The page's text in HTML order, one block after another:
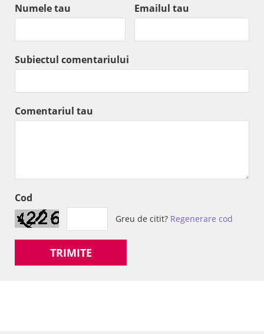
Numele tau Emailul tau
Subiectul comentariului
Comentariul tau
Cod
Greu de citit? Regenerare cod
TRIMITE